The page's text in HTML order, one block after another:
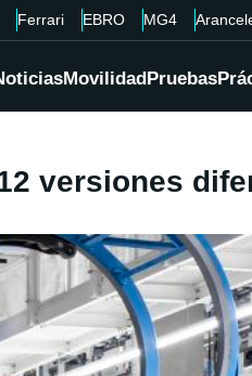
Ferrari EBRO MG4
MovilidadPruebas
versiones